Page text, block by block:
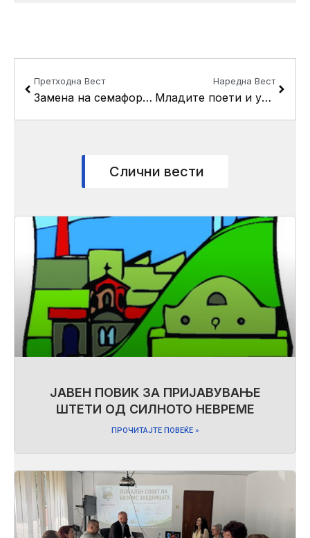
Претходна Вест
Замена на семафорските контролери на булеварот “Борис Трајковски”
Наредна Вест
Младите поети и уметници од Кисела Вода учествуваа на 46 –те Детски Рацинови средби во Велес
Слични вести
ЈАВЕН ПОВИК ЗА ПРИЈАВУВАЊЕ
ШТЕТИ ОД СИЛНОТО НЕВРЕМЕ
ПРОЧИТАЈТЕ ПОВЕЌЕ »